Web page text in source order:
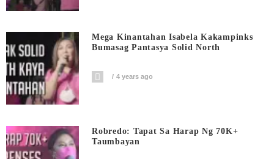
Mega Kinantahan Isabela Kakampinks
Bumasag Pantasya Solid North
4 years ago
Robredo: Tapat Sa Harap Ng 70K+
Taumbayan